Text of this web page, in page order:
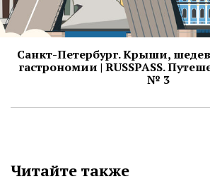
Санкт-Петербург. Крыши,
гастрономии | RUSSPASS.
№ 3
Читайте также